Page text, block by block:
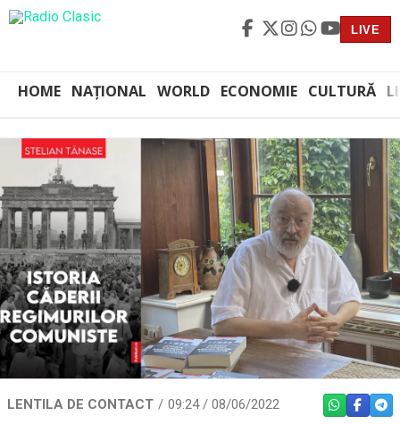
LIVE
HOME NAȚIONAL WORLD ECONOMIE CULTURĂ
LENTILA DE CONTACT 09:24 / 08/06/2022 WHATSAPP